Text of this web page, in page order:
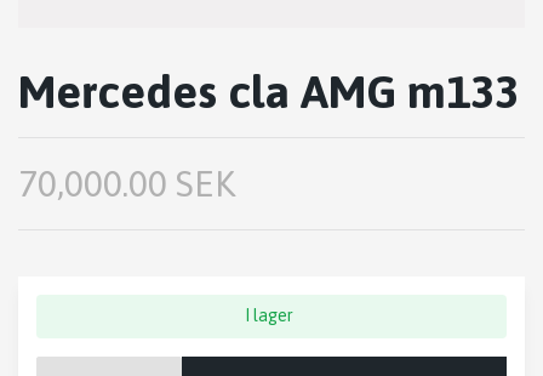
Mercedes cla AMG m133
70,000.00 SEK
I lager